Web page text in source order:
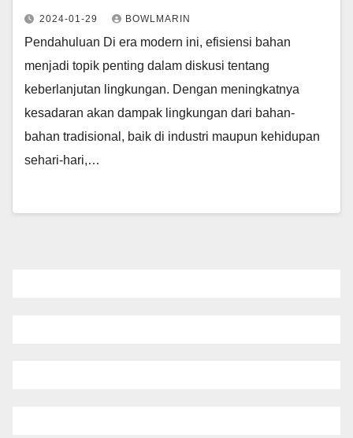
2024-01-29 BOWLMARIN
Pendahuluan Di era modern ini, efisiensi bahan
menjadi topik penting dalam diskusi tentang
keberlanjutan lingkungan. Dengan meningkatnya
kesadaran akan dampak lingkungan dari bahan-
bahan tradisional, baik di industri maupun kehidupan
sehari-hari,…